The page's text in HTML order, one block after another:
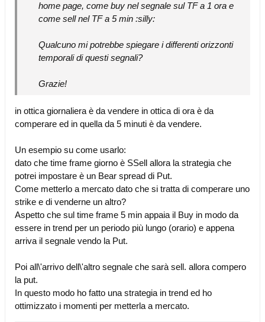
home page, come buy nel segnale sul TF a 1 ora e
come sell nel TF a 5 min :silly:
Qualcuno mi potrebbe spiegare i differenti orizzonti
temporali di questi segnali?
Grazie!
in ottica giornaliera è da vendere in ottica di ora è da
comperare ed in quella da 5 minuti è da vendere.
Un esempio su come usarlo:
dato che time frame giorno è SSell allora la strategia che
potrei impostare è un Bear spread di Put.
Come metterlo a mercato dato che si tratta di comperare uno
strike e di venderne un altro?
Aspetto che sul time frame 5 min appaia il Buy in modo da
essere in trend per un periodo più lungo (orario) e appena
arriva il segnale vendo la Put.
Poi all\'arrivo dell\'altro segnale che sarà sell. allora compero
la put.
In questo modo ho fatto una strategia in trend ed ho
ottimizzato i momenti per metterla a mercato.